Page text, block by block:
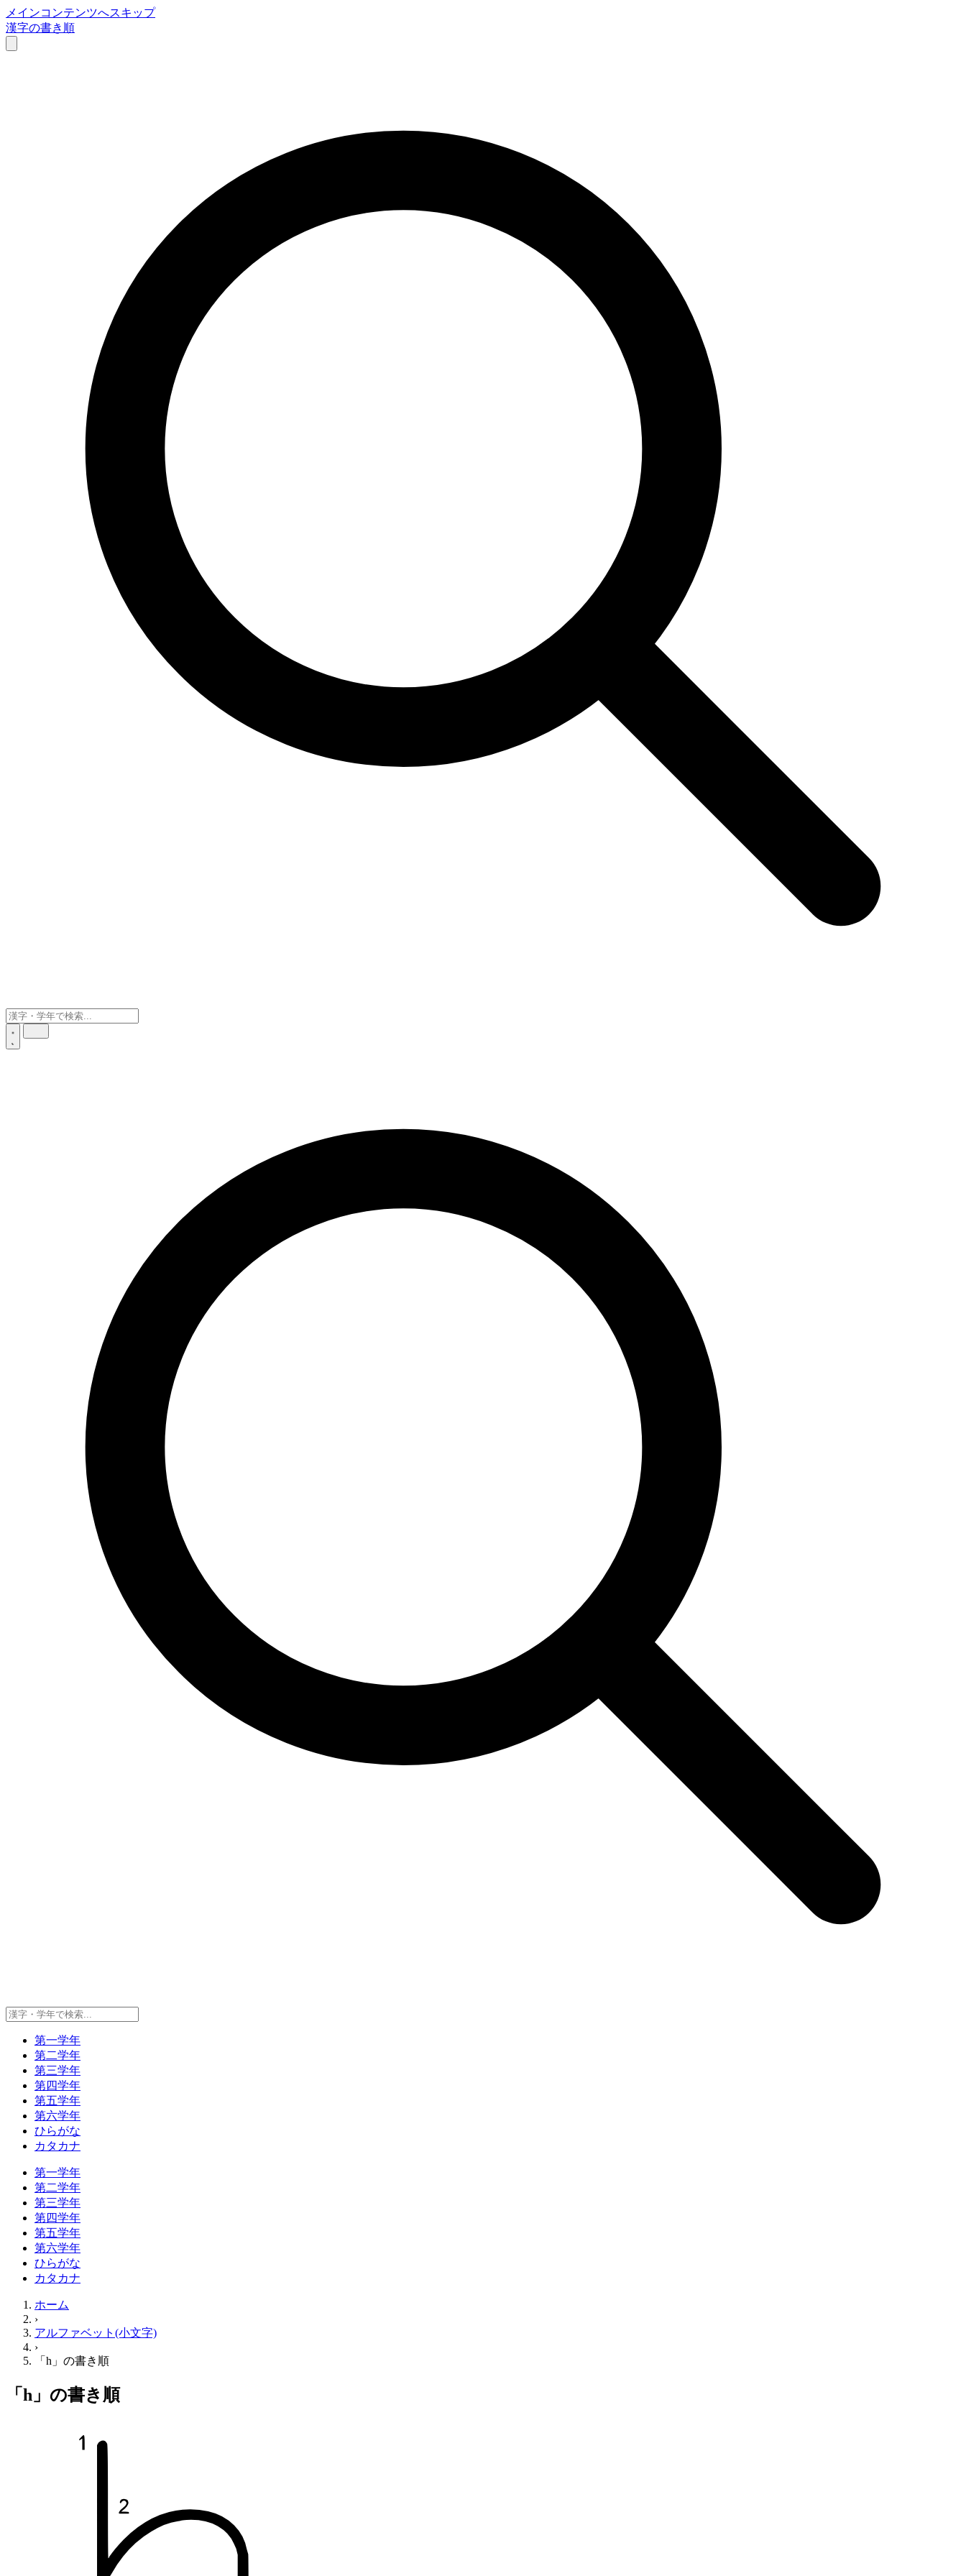
メインコンテンツへスキップ
漢字の書き順
第一学年
第二学年
第三学年
第四学年
第五学年
第六学年
ひらがな
カタカナ
第一学年
第二学年
第三学年
第四学年
第五学年
第六学年
ひらがな
カタカナ
ホーム
›
アルファベット(小文字)
›
「h」の書き順
「h」の書き順